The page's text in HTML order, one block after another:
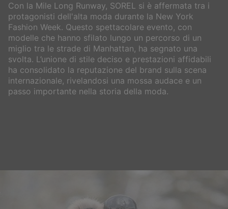
Scopri il prossimo capitolo
nuovi drop, ai modelli più iconici e alle collaborazioni in edizione
limitata. In più, ricevi il
15% di sconto sul tuo primo ordine
Con la Mile Long Runway, SOREL si è affermata tra i
protagonisti dell'alta moda durante la New York
Fashion Week. Questo spettacolare evento, con
modelle che hanno sfilato lungo un percorso di un
miglio tra le strade di Manhattan, ha segnato una
svolta. L’unione di stile deciso e prestazioni affidabili
ha consolidato la reputazione del brand sulla scena
internazionale, rivelandosi una mossa audace e un
passo importante nella storia della moda.